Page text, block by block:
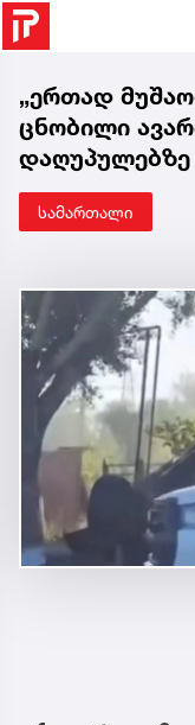
„ერთად
ცნობილი
დაღუპულებზე
სამართალი